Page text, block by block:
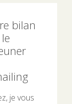
bilan
je vous